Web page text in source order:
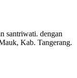
santriwati. dengan
Kab. Tangerang.